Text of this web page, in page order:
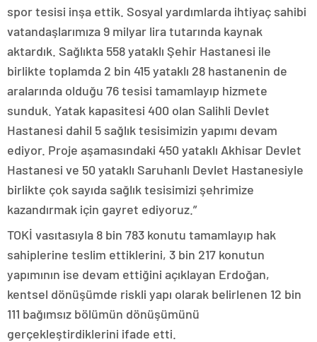
spor tesisi inşa ettik. Sosyal yardımlarda ihtiyaç sahibi
vatandaşlarımıza 9 milyar lira tutarında kaynak
aktardık. Sağlıkta 558 yataklı Şehir Hastanesi ile
birlikte toplamda 2 bin 415 yataklı 28 hastanenin de
aralarında olduğu 76 tesisi tamamlayıp hizmete
sunduk. Yatak kapasitesi 400 olan Salihli Devlet
Hastanesi dahil 5 sağlık tesisimizin yapımı devam
ediyor. Proje aşamasındaki 450 yataklı Akhisar Devlet
Hastanesi ve 50 yataklı Saruhanlı Devlet Hastanesiyle
birlikte çok sayıda sağlık tesisimizi şehrimize
kazandırmak için gayret ediyoruz.”
TOKİ vasıtasıyla 8 bin 783 konutu tamamlayıp hak
sahiplerine teslim ettiklerini, 3 bin 217 konutun
yapımının ise devam ettiğini açıklayan Erdoğan,
kentsel dönüşümde riskli yapı olarak belirlenen 12 bin
111 bağımsız bölümün dönüşümünü
gerçekleştirdiklerini ifade etti.